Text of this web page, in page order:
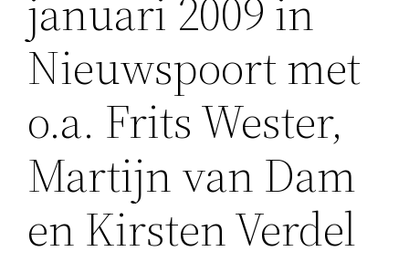
januari 2009 in
Nieuwspoort met
o.a. Frits Wester,
Martijn van Dam
en Kirsten Verdel